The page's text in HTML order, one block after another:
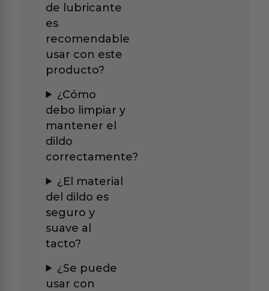
de lubricante
es
recomendable
usar con este
producto?
¿Cómo
debo limpiar y
mantener el
dildo
correctamente?
¿El material
del dildo es
seguro y
suave al
tacto?
¿Se puede
usar con